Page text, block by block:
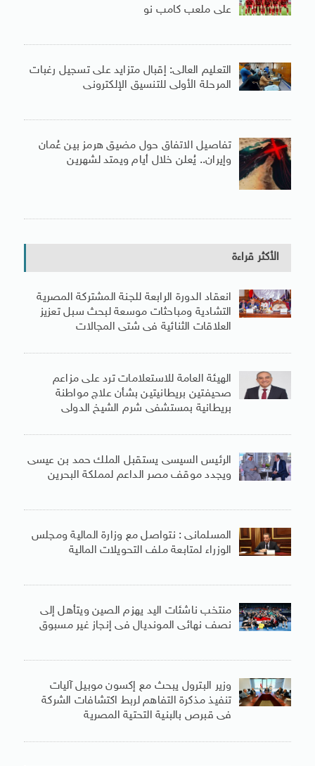
على ملعب كامب نو
التعليم العالى: إقبال متزايد على تسجيل رغبات
المرحلة الأولى للتنسيق الإلكترونى
تفاصيل الاتفاق حول مضيق هرمز بين عُمان
وإيران.. يُعلن خلال أيام ويمتد لشهرين
الأكثر قراءة
انعقاد الدورة الرابعة للجنة المشتركة المصرية
التشادية ومباحثات موسعة لبحث سبل تعزيز
العلاقات الثنائية فى شتى المجالات
الهيئة العامة للاستعلامات ترد على مزاعم
صحيفتين بريطانيتين بشأن علاج مواطنة
بريطانية بمستشفى شرم الشيخ الدولى
الرئيس السيسى يستقبل الملك حمد بن عيسى
ويجدد موقف مصر الداعم لمملكة البحرين
المسلمانى : نتواصل مع وزارة المالية ومجلس
الوزراء لمتابعة ملف التحويلات المالية
منتخب ناشئات اليد يهزم الصين ويتأهل إلى
نصف نهائى المونديال فى إنجاز غير مسبوق
وزير البترول يبحث مع إكسون موبيل آليات
تنفيذ مذكرة التفاهم لربط اكتشافات الشركة
فى قبرص بالبنية التحتية المصرية